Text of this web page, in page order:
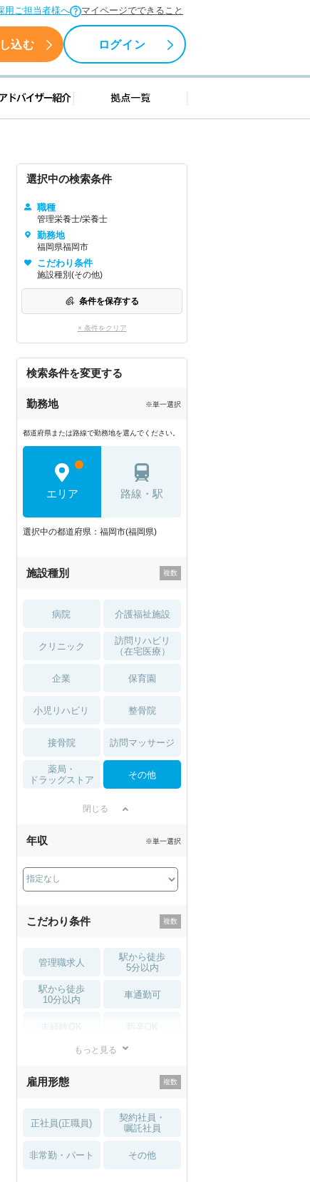
用ご担当者様へ マイページでできること
込む ログイン
報 キャリアアドバイザー紹介 拠点一覧
選択中の検索条件
職種
管理栄養士/栄養士
勤務地
福岡県福岡市
こだわり条件
施設種別(その他)
条件を保存する
× 条件をクリア
検索条件を変更する
勤務地 ※単一選択
都道府県または路線で勤務地を選んでください。
エリア 路線・駅
選択中の都道府県：福岡市(福岡県)
施設種別
病院 介護福祉施設
クリニック
訪問リハビリ
（在宅医療）
企業 保育園
小児リハビリ 整骨院
接骨院 訪問マッサージ
薬局・
ドラッグストア
その他
閉じる
年収 ※単一選択
こだわり条件
管理職求人
駅から徒歩
5分以内
駅から徒歩
10分以内
車通勤可
住宅手当・補助
土日祝休 無資格 OK
積極採用中 WEB面接OK
もっと見る
雇用形態
正社員(正職員)
契約社員・
嘱託社員
非常勤・パート その他